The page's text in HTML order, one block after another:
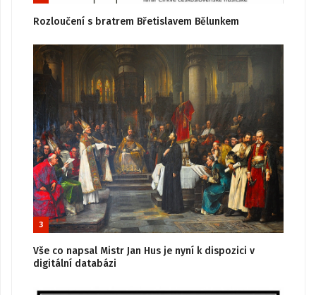
Rozloučení s bratrem Břetislavem Bělunkem
3
Vše co napsal Mistr Jan Hus je nyní k dispozici v
digitální databázi